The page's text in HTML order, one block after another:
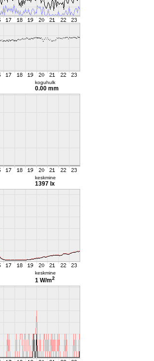
koguhulk
0.00 mm
keskmine
1397 lx
keskmine
1 W/m2